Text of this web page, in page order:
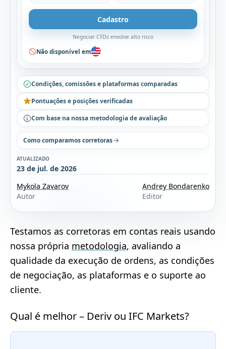
Cadastro
Negociar CFDs envolve alto risco
Não disponível em
Condições, comissões e plataformas comparadas
Pontuações e posições verificadas
Com base na nossa metodologia de avaliação
Como comparamos corretoras
ATUALIZADO
23 de jul. de 2026
Mykola Zavarov
Autor
Andrey Bondarenko
Editor
Testamos as corretoras em contas reais usando
nossa própria metodologia, avaliando a
qualidade da execução de ordens, as condições
de negociação, as plataformas e o suporte ao
cliente.
Qual é melhor – Deriv ou IFC Markets?